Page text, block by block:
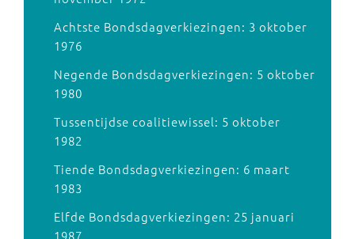
Achtste Bondsdagverkiezingen: 3 oktober
1976
Negende Bondsdagverkiezingen: 5 oktober
1980
Tussentijdse coalitiewissel: 5 oktober
1982
Tiende Bondsdagverkiezingen: 6 maart
1983
Elfde Bondsdagverkiezingen: 25 januari
1987